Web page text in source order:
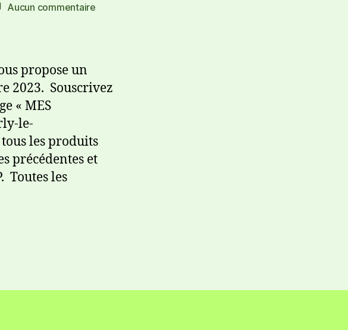
Aucun commentaire
propose un
2023. Souscrivez
« MES
le-
les produits
précédentes et
Toutes les